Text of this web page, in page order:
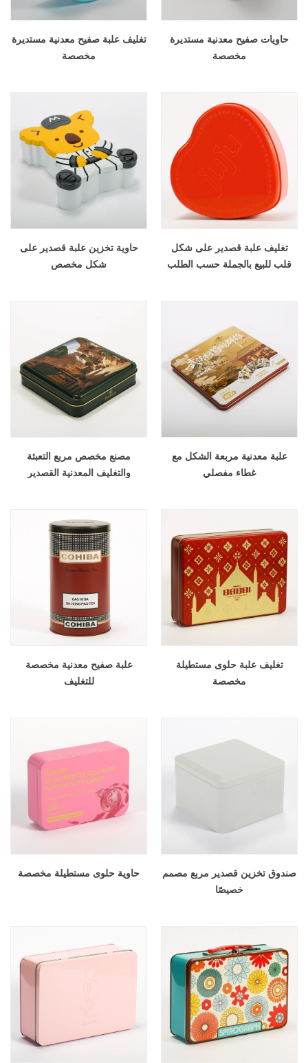
تغليف علبة صفيح معدنية مستديرة
مخصصة
حاويات صفيح معدنية مستديرة
مخصصة
حاوية تخزين علبة قصدير على
شكل مخصص
تغليف علبة قصدير على شكل
قلب للبيع بالجملة حسب الطلب
مصنع مخصص مربع التعبئة
والتغليف المعدنية القصدير
علبة معدنية مربعة الشكل مع
غطاء مفصلي
علبة صفيح معدنية مخصصة
للتغليف
تغليف علبة حلوى مستطيلة
مخصصة
حاوية حلوى مستطيلة مخصصة
صندوق تخزين قصدير مربع مصمم
خصيصًا